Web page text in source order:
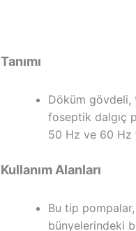
Tanımı
Döküm gövdeli,
foseptik dalgıç
50 Hz ve 60 Hz
Kullanım Alanları
Bu tip
bünyelerindeki